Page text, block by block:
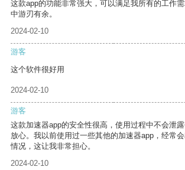
这款app的功能非常强大，可以满足我所有的工作
中游刃有余。
2024-02-10
游客
这个软件很好用
2024-02-10
游客
这款加速器app的安全性很高，使用过程中不会泄
放心。我以前使用过一些其他的加速器app，经常
情况，这让我非常担心。
2024-02-10